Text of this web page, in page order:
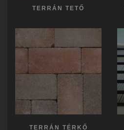
TERRÁN TETŐ
TERRÁN TÉRKŐ